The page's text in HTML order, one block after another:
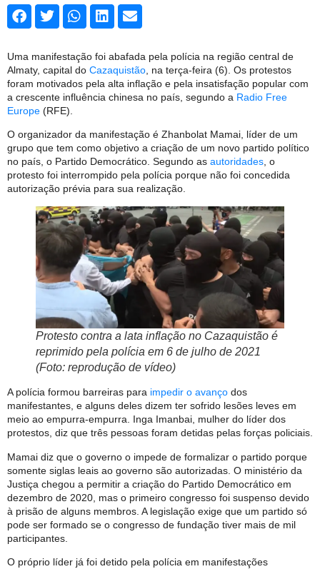
Uma manifestação foi abafada pela polícia na região central de
Almaty, capital do Cazaquistão , na terça-feira (6). Os protestos
foram motivados pela alta inflação e pela insatisfação popular com
a crescente influência chinesa no país, segundo a Radio Free
Europe (RFE).
O organizador da manifestação é Zhanbolat Mamai, líder de um
grupo que tem como objetivo a criação de um novo partido político
no país, o Partido Democrático. Segundo as autoridades, o
protesto foi interrompido pela polícia porque não foi concedida
autorização prévia para sua realização.
Protesto contra a lata inflação no Cazaquistão é
reprimido pela polícia em 6 de julho de 2021
(Foto: reprodução de vídeo)
A polícia formou barreiras para impedir o avanço dos
manifestantes, e alguns deles dizem ter sofrido lesões leves em
meio ao empurra-empurra. Inga Imanbai, mulher do líder dos
protestos, diz que três pessoas foram detidas pelas forças policiais.
Mamai diz que o governo o impede de formalizar o partido porque
somente siglas leais ao governo são autorizadas. O ministério da
Justiça chegou a permitir a criação do Partido Democrático em
dezembro de 2020, mas o primeiro congresso foi suspenso devido
à prisão de alguns membros. A legislação exige que um partido só
pode ser formado se o congresso de fundação tiver mais de mil
participantes.
O próprio líder já foi detido pela polícia em manifestações